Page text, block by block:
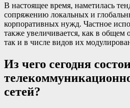
В настоящее время, наметилась
сопряжению локальных и
корпоративных нужд. Частное
также увеличивается, как в общем
так и в числе видов их
Из чего сегодня
сетей?